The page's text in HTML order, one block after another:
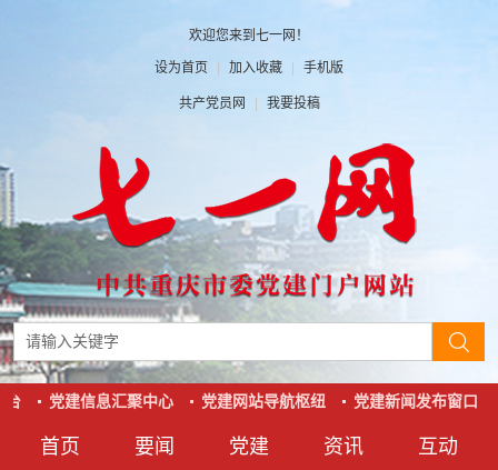
欢迎您来到七一网！
设为首页 | 加入收藏 | 手机版
共产党员网 | 我要投稿
首页 要闻 党建 资讯 互动
党建信息汇聚中心 党建网站导航枢纽 党建新闻发布窗口